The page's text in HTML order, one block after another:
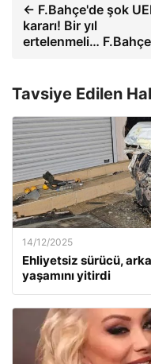
← F.Bahçe'de şok
kararı! Bir yıl
ertelenmeli… F.Bahçe
Tavsiye Edilen
14/12/2025
Ehliyetsiz sürücü,
yaşamını yitirdi